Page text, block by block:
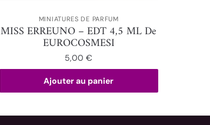
MINIATURES DE PARFUM
MISS ERREUNO – EDT 4,5 ML De
EUROCOSMESI
5,00€
Ajouter au panier